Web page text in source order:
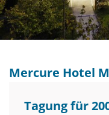
Mercure Hotel
Tagung für